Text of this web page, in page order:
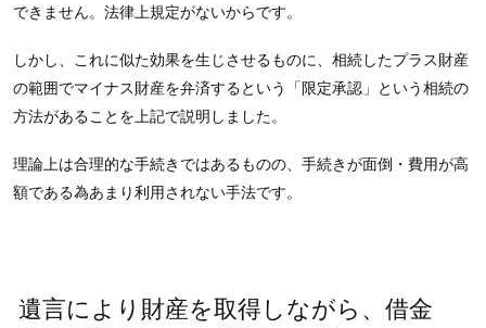
できません。法律上規定がないからです。
しかし、これに似た効果を生じさせるものに、相続したプラス財産
の範囲でマイナス財産を弁済するという「限定承認」という相続の
方法があることを上記で説明しました。
理論上は合理的な手続きではあるものの、手続きが面倒・費用が高
額である為あまり利用されない手法です。
遺言により財産を取得しながら、借金